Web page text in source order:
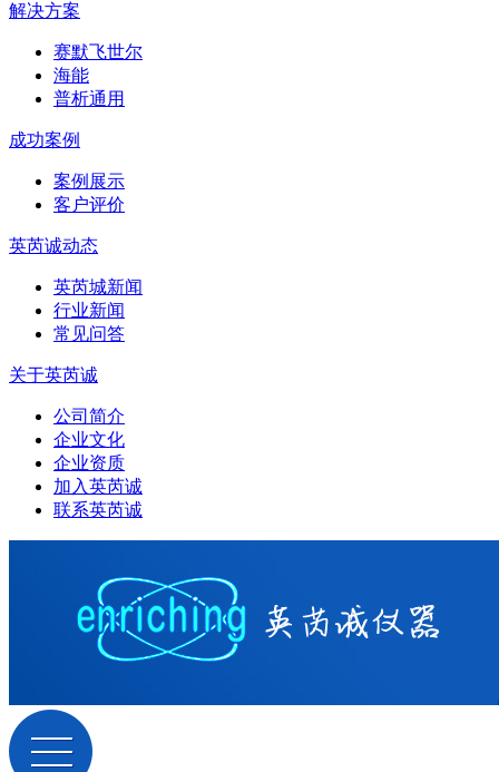
解决方案
赛默飞世尔
海能
普析通用
成功案例
案例展示
客户评价
英芮诚动态
英芮城新闻
行业新闻
常见问答
关于英芮诚
公司简介
企业文化
企业资质
加入英芮诚
联系英芮诚